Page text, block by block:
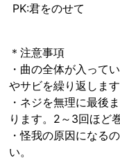
PK:君をのせて
＊注意事項
・曲の全体が入って
やサビを繰り返します
・ネジを無理に最後
ります。2～3回ほど
・怪我の原因になる
い。